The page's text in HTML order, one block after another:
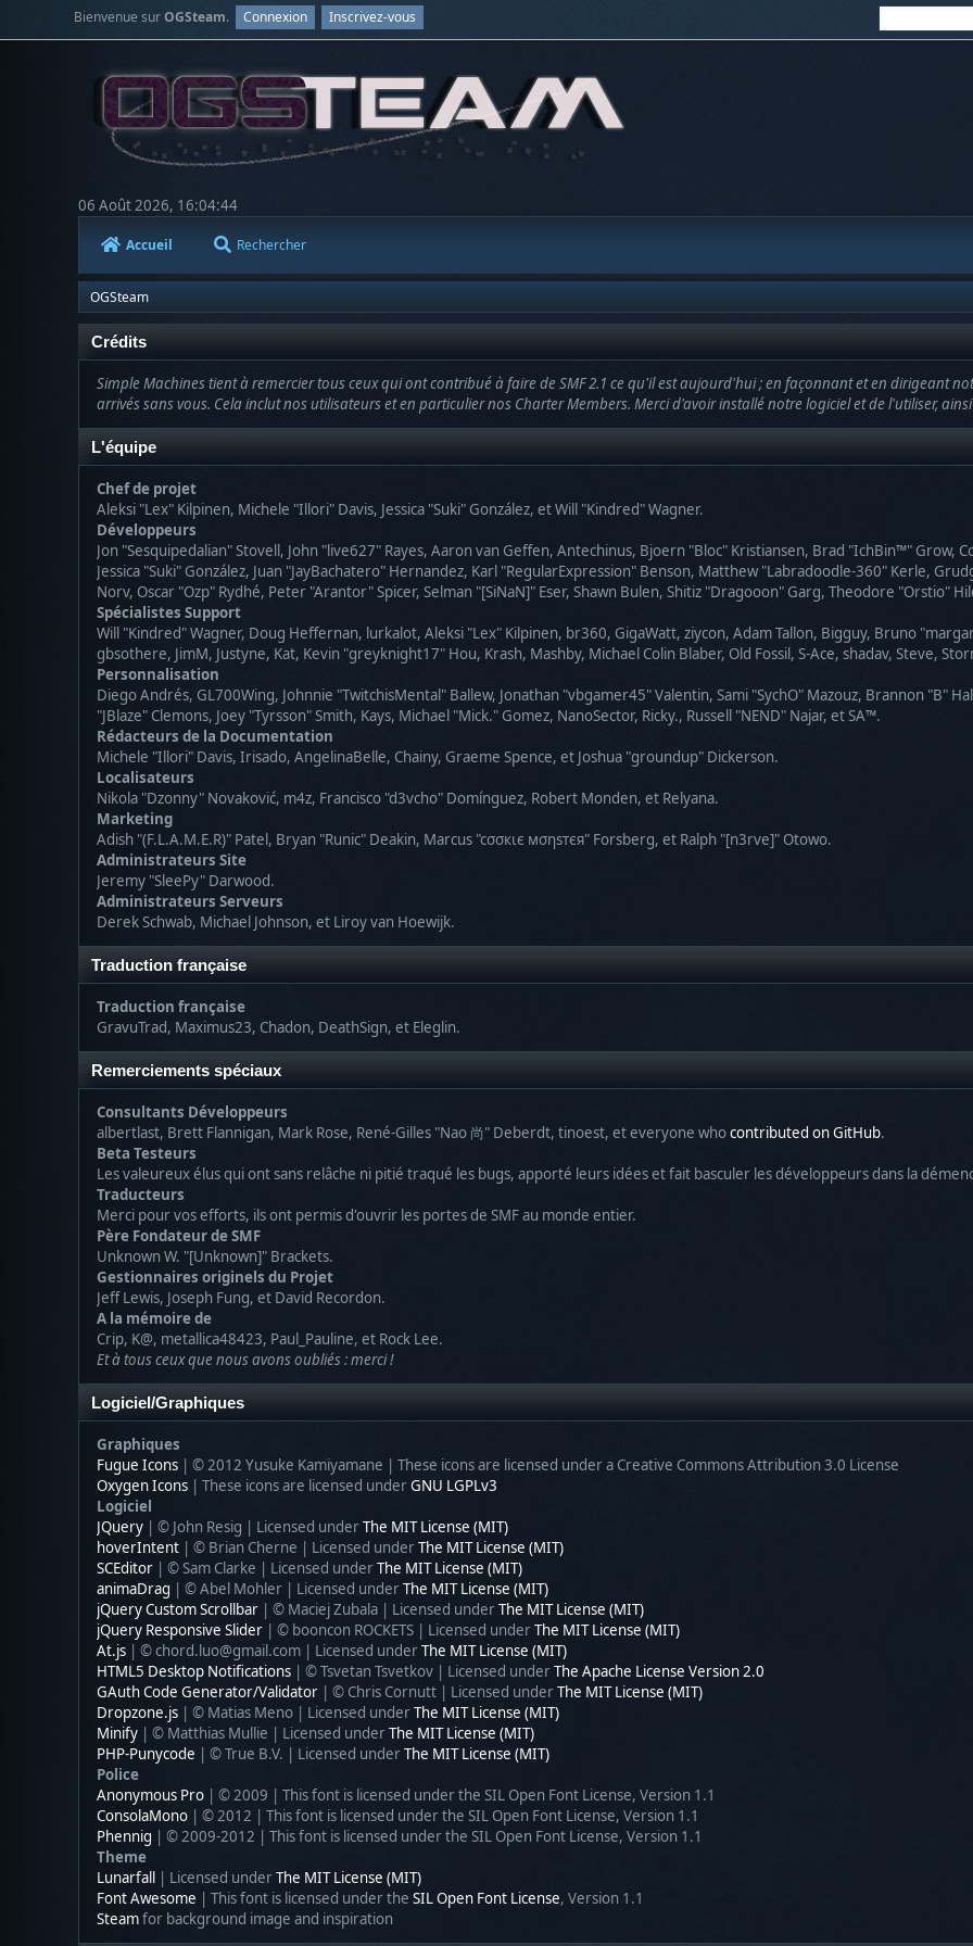
Bienvenue surOGSteam. Connexion Inscrivez-vous
06 Août 2026, 16:04:44
Accueil Rechercher
OGSteam
Crédits
Simple Machines tient à remercier tous ceux qui ont contribué à faire de SMF 2.1 ce qu'il est aujourd'hui ; en façonnant et en dirigeant
arrivés sans vous. Cela inclut nos utilisateurs et en particulier nos Charter Members. Merci d'avoir installé notre logiciel et de l'utiliser,
L'équipe
Chef de projet
Aleksi "Lex" Kilpinen, Michele "Illori" Davis, Jessica "Suki" González, et Will "Kindred" Wagner.
Développeurs
Jon "Sesquipedalian" Stovell, John "live627" Rayes, Aaron van Geffen, Antechinus, Bjoern "Bloc" Kristiansen, Brad "IchBin™" Grow,
Jessica "Suki" González, Juan "JayBachatero" Hernandez, Karl "RegularExpression" Benson, Matthew "Labradoodle-360" Kerle,
Norv, Oscar "Ozp" Rydhé, Peter "Arantor" Spicer, Selman "[SiNaN]" Eser, Shawn Bulen, Shitiz "Dragooon" Garg, Theodore "Orstio"
Spécialistes Support
Will "Kindred" Wagner, Doug Heffernan, lurkalot, Aleksi "Lex" Kilpinen, br360, GigaWatt, ziycon, Adam Tallon, Bigguy, Bruno
gbsothere, JimM, Justyne, Kat, Kevin "greyknight17" Hou, Krash, Mashby, Michael Colin Blaber, Old Fossil, S-Ace, shadav, Steve,
Personnalisation
Diego Andrés, GL700Wing, Johnnie "TwitchisMental" Ballew, Jonathan "vbgamer45" Valentin, Sami "SychO" Mazouz, Brannon "B"
"JBlaze" Clemons, Joey "Tyrsson" Smith, Kays, Michael "Mick." Gomez, NanoSector, Ricky., Russell "NEND" Najar, et SA™.
Rédacteurs de la Documentation
Michele "Illori" Davis, Irisado, AngelinaBelle, Chainy, Graeme Spence, et Joshua "groundup" Dickerson.
Localisateurs
Nikola "Dzonny" Novaković, m4z, Francisco "d3vcho" Domínguez, Robert Monden, et Relyana.
Marketing
Adish "(F.L.A.M.E.R)" Patel, Bryan "Runic" Deakin, Marcus "cσσкιє мσηѕтєя" Forsberg, et Ralph "[n3rve]" Otowo.
Administrateurs Site
Jeremy "SleePy" Darwood.
Administrateurs Serveurs
Derek Schwab, Michael Johnson, et Liroy van Hoewijk.
Traduction française
Traduction française
GravuTrad, Maximus23, Chadon, DeathSign, et Eleglin.
Remerciements spéciaux
Consultants Développeurs
albertlast, Brett Flannigan, Mark Rose, René-Gilles "Nao 尚" Deberdt, tinoest, et everyone whocontributed on GitHub.
Beta Testeurs
Les valeureux élus qui ont sans relâche ni pitié traqué les bugs, apporté leurs idées et fait basculer les développeurs dans la
Traducteurs
Merci pour vos efforts, ils ont permis d'ouvrir les portes de SMF au monde entier.
Père Fondateur de SMF
Unknown W. "[Unknown]" Brackets.
Gestionnaires originels du Projet
Jeff Lewis, Joseph Fung, et David Recordon.
A la mémoire de
Crip, K@, metallica48423, Paul_Pauline, et Rock Lee.
Et à tous ceux que nous avons oubliés : merci !
Logiciel/Graphiques
Graphiques
Fugue Icons | © 2012 Yusuke Kamiyamane | These icons are licensed under a Creative Commons Attribution 3.0 License
Oxygen Icons | These icons are licensed underGNU LGPLv3
Logiciel
JQuery | © John Resig | Licensed underThe MIT License (MIT)
hoverIntent | © Brian Cherne | Licensed underThe MIT License (MIT)
SCEditor | © Sam Clarke | Licensed underThe MIT License (MIT)
animaDrag | © Abel Mohler | Licensed underThe MIT License (MIT)
jQuery Custom Scrollbar | © Maciej Zubala | Licensed underThe MIT License (MIT)
jQuery Responsive Slider | © booncon ROCKETS | Licensed underThe MIT License (MIT)
At.js | © chord.luo@gmail.com | Licensed underThe MIT License (MIT)
HTML5 Desktop Notifications | © Tsvetan Tsvetkov | Licensed underThe Apache License Version 2.0
GAuth Code Generator/Validator | © Chris Cornutt | Licensed underThe MIT License (MIT)
Dropzone.js | © Matias Meno | Licensed underThe MIT License (MIT)
Minify | © Matthias Mullie | Licensed underThe MIT License (MIT)
PHP-Punycode | © True B.V. | Licensed underThe MIT License (MIT)
Police
Anonymous Pro | © 2009 | This font is licensed under the SIL Open Font License, Version 1.1
ConsolaMono | © 2012 | This font is licensed under the SIL Open Font License, Version 1.1
Phennig | © 2009-2012 | This font is licensed under the SIL Open Font License, Version 1.1
Theme
Lunarfall | Licensed underThe MIT License (MIT)
Font Awesome | This font is licensed under the SIL Open Font License, Version 1.1
Steamfor background image and inspiration